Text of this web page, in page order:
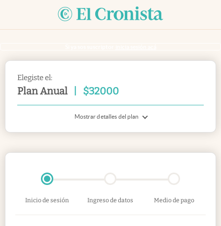
Elegiste el:
Plan Anual $32000
Mostrar detalles del plan
Inicio de sesión Ingreso de datos Medio de pago